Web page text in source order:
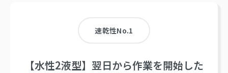
速乾性No.1
【水性2液型】翌日から作業を開始した